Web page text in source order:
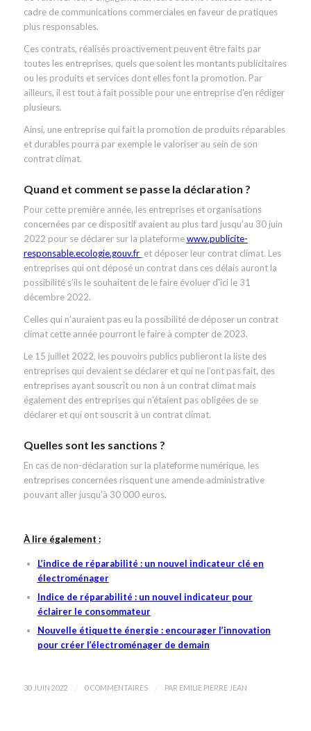
cadre de communications commerciales en faveur de pratiques
plus responsables.
Ces contrats, réalisés proactivement peuvent être faits par
toutes les entreprises, quels que soient les montants publicitaires
ou les produits et services dont elles font la promotion. Par
ailleurs, il est tout à fait possible pour une entreprise d’en rédiger
plusieurs.
Ainsi, une entreprise qui fait la promotion de produits réparables
et durables pourra par exemple le valoriser au sein de son
contrat climat.
Quand et comment se passe la déclaration ?
Pour cette première année, les entreprises et organisations
concernées par ce dispositif avaient au plus tard jusqu’au 30 juin
2022 pour se déclarer sur la plateformewww.publicite-
responsable.ecologie.gouv.fr et déposer leur contrat climat. Les
entreprises qui ont déposé un contrat dans ces délais auront la
possibilité s’ils le souhaitent de le faire évoluer d’ici le 31
décembre 2022.
Celles qui n’auraient pas eu la possibilité de déposer un contrat
climat cette année pourront le faire à compter de 2023.
Le 15 juillet 2022, les pouvoirs publics publieront la liste des
entreprises qui devaient se déclarer et qui ne l’ont pas fait, des
entreprises ayant souscrit ou non à un contrat climat mais
également des entreprises qui n’étaient pas obligées de se
déclarer et qui ont souscrit à un contrat climat.
Quelles sont les sanctions ?
En cas de non-déclaration sur la plateforme numérique, les
entreprises concernées risquent une amende administrative
pouvant aller jusqu’à 30 000 euros.
À lire également :
L’indice de réparabilité : un nouvel indicateur clé en
électroménager
Indice de réparabilité : un nouvel indicateur pour
éclairer le consommateur
Nouvelle étiquette énergie : encourager l’innovation
pour créer l’électroménager de demain
30 JUIN 2022 0 COMMENTAIRES PAR EMILIE PIERRE JEAN